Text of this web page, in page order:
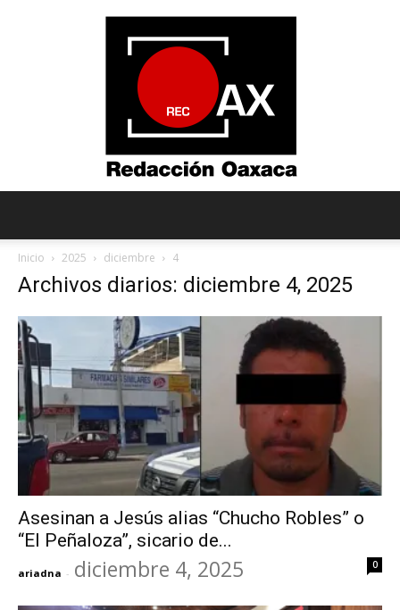
Inicio 2025 diciembre 4
Archivos diarios: diciembre 4, 2025
Asesinan a Jesús alias “Chucho Robles” o
“El Peñaloza”, sicario de...
ariadna - diciembre 4, 2025 0